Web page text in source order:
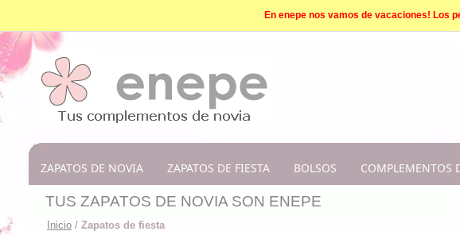
En enepe nos vamos de vacaciones! Los
ZAPATOS DE NOVIA ZAPATOS DE FIESTA BOLSOS COMPLEMENTOS
TUS ZAPATOS DE NOVIA SON ENEPE
Inicio / Zapatos de fiesta